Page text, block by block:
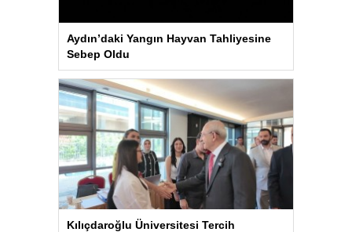
Aydın’daki Yangın Hayvan Tahliyesine
Sebep Oldu
Kılıçdaroğlu Üniversitesi Tercih